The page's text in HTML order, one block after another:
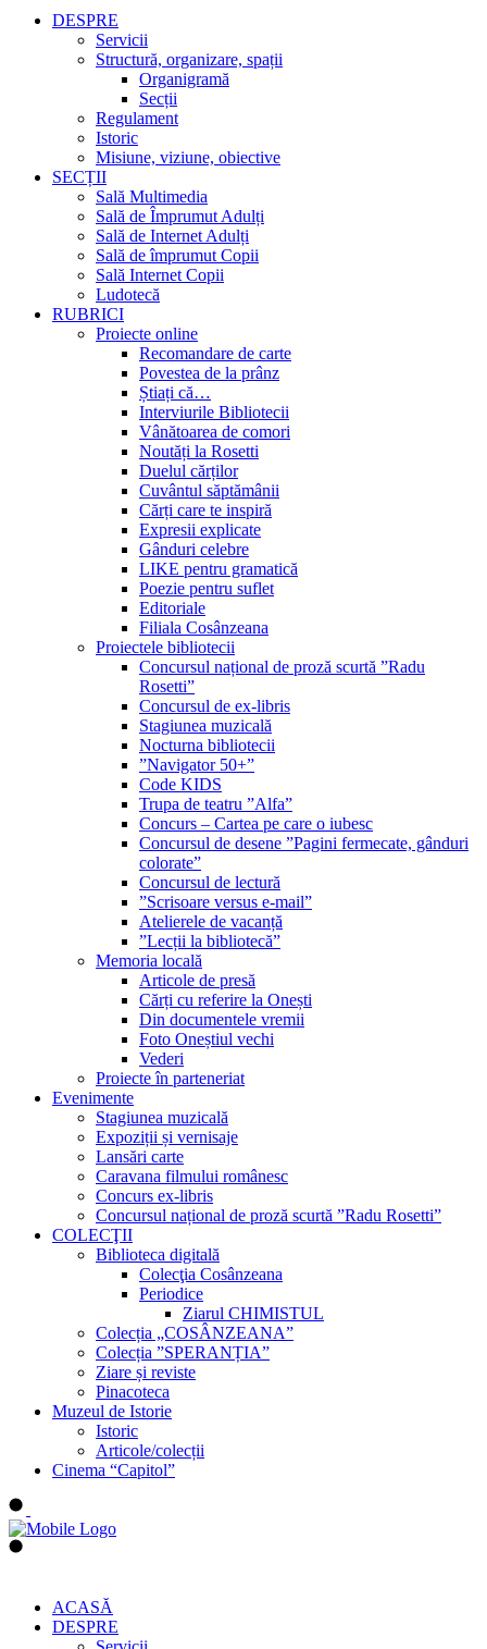
DESPRE
Servicii
Structură, organizare, spații
Organigramă
Secții
Regulament
Istoric
Misiune, viziune, obiective
SECȚII
Sală Multimedia
Sală de Împrumut Adulți
Sală de Internet Adulți
Sală de împrumut Copii
Sală Internet Copii
Ludotecă
RUBRICI
Proiecte online
Recomandare de carte
Povestea de la prânz
Știați că…
Interviurile Bibliotecii
Vânătoarea de comori
Noutăți la Rosetti
Duelul cărților
Cuvântul săptămânii
Cărți care te inspiră
Expresii explicate
Gânduri celebre
LIKE pentru gramatică
Poezie pentru suflet
Editoriale
Filiala Cosânzeana
Proiectele bibliotecii
Concursul național de proză scurtă ”Radu
Rosetti”
Concursul de ex-libris
Stagiunea muzicală
Nocturna bibliotecii
”Navigator 50+”
Code KIDS
Trupa de teatru ”Alfa”
Concurs – Cartea pe care o iubesc
Concursul de desene ”Pagini fermecate, gânduri
colorate”
Concursul de lectură
”Scrisoare versus e-mail”
Atelierele de vacanță
”Lecții la bibliotecă”
Memoria locală
Articole de presă
Cărți cu referire la Onești
Din documentele vremii
Foto Oneștiul vechi
Vederi
Proiecte în parteneriat
Evenimente
Stagiunea muzicală
Expoziții și vernisaje
Lansări carte
Caravana filmului românesc
Concurs ex-libris
Concursul național de proză scurtă ”Radu Rosetti”
COLECŢII
Biblioteca digitală
Colecţia Cosânzeana
Periodice
Ziarul CHIMISTUL
Colecția „COSÂNZEANA”
Colecția ”SPERANȚIA”
Ziare și reviste
Pinacoteca
Muzeul de Istorie
Istoric
Articole/colecții
Cinema “Capitol”
ACASĂ
DESPRE